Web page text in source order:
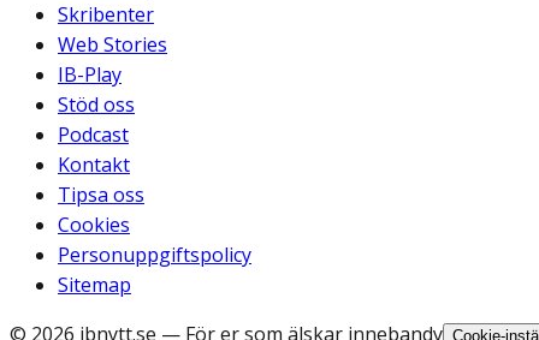
Skribenter
Web Stories
IB-Play
Stöd oss
Podcast
Kontakt
Tipsa oss
Cookies
Personuppgiftspolicy
Sitemap
© 2026 ibnytt.se — För er som älskar innebandy Cookie-